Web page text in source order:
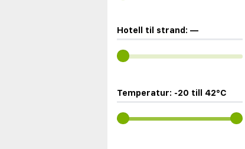
Hotell til strand: —
Temperatur: -20 till 42°C